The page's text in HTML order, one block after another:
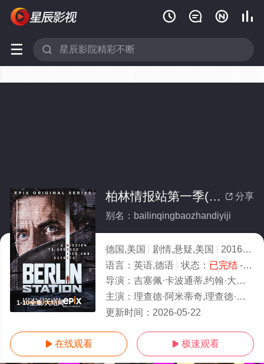
   
 
1-10全集/大结局
 分享
柏林情报站第一季(全集)
别名：bailinqingbaozhandiyiji
德国,美国 剧情,悬疑,美国 2016
3.0
语言： 英语,德语 状态： 已完结- 免费在线观看
导演： 吉塞佩·卡波通蒂,约翰·大卫·科尔斯,迈克尔·R·罗斯卡姆,克里斯托弗·史瑞弗,乔舒亚·马斯顿
主演： 理查德·阿米蒂奇,理查德·迪兰,米歇尔·佛贝丝,瑞斯·伊凡斯,理查德·詹金斯,利兰·奥瑟,富田谭玲,米娜·唐德,卡罗琳·古多尔,迈克尔·
更新时间： 2026-05-22
 在线观看  极速观看